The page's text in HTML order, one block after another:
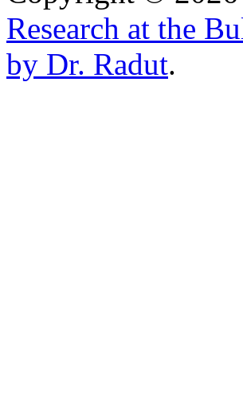
Research at the
by Dr. Radut.